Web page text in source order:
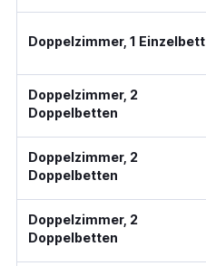
Doppelzimmer, 1 Einzelbett
Doppelzimmer, 2
Doppelbetten
Doppelzimmer, 2
Doppelbetten
Doppelzimmer, 2
Doppelbetten